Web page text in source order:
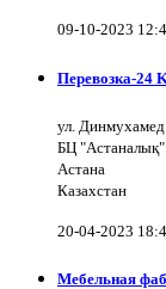
09-10-2023
Перевозка-24
ул.
БЦ "Астаналық"
Астана
Казахстан
20-04-2023
Мебельная